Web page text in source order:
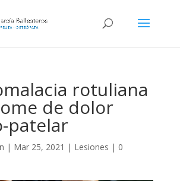
rotuliana
de dolor
patelar
| Mar 25, 2021 | Lesiones | 0